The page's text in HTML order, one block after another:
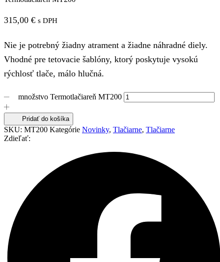
315,00 € s DPH
Nie je potrebný žiadny atrament a žiadne náhradné diely.
Vhodné pre tetovacie šablóny, ktorý poskytuje vysokú
rýchlosť tlače, málo hlučná.
množstvo Termotlačiareň MT200
Pridať do košíka
SKU: MT200 Kategórie Novinky, Tlačiarne, Tlačiarne
Zdieľať: